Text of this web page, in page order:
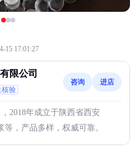
15 17:01:27
限公司
核验
咨询 进店
2018年成立于陕西省西安
，产品多样，权威可靠。